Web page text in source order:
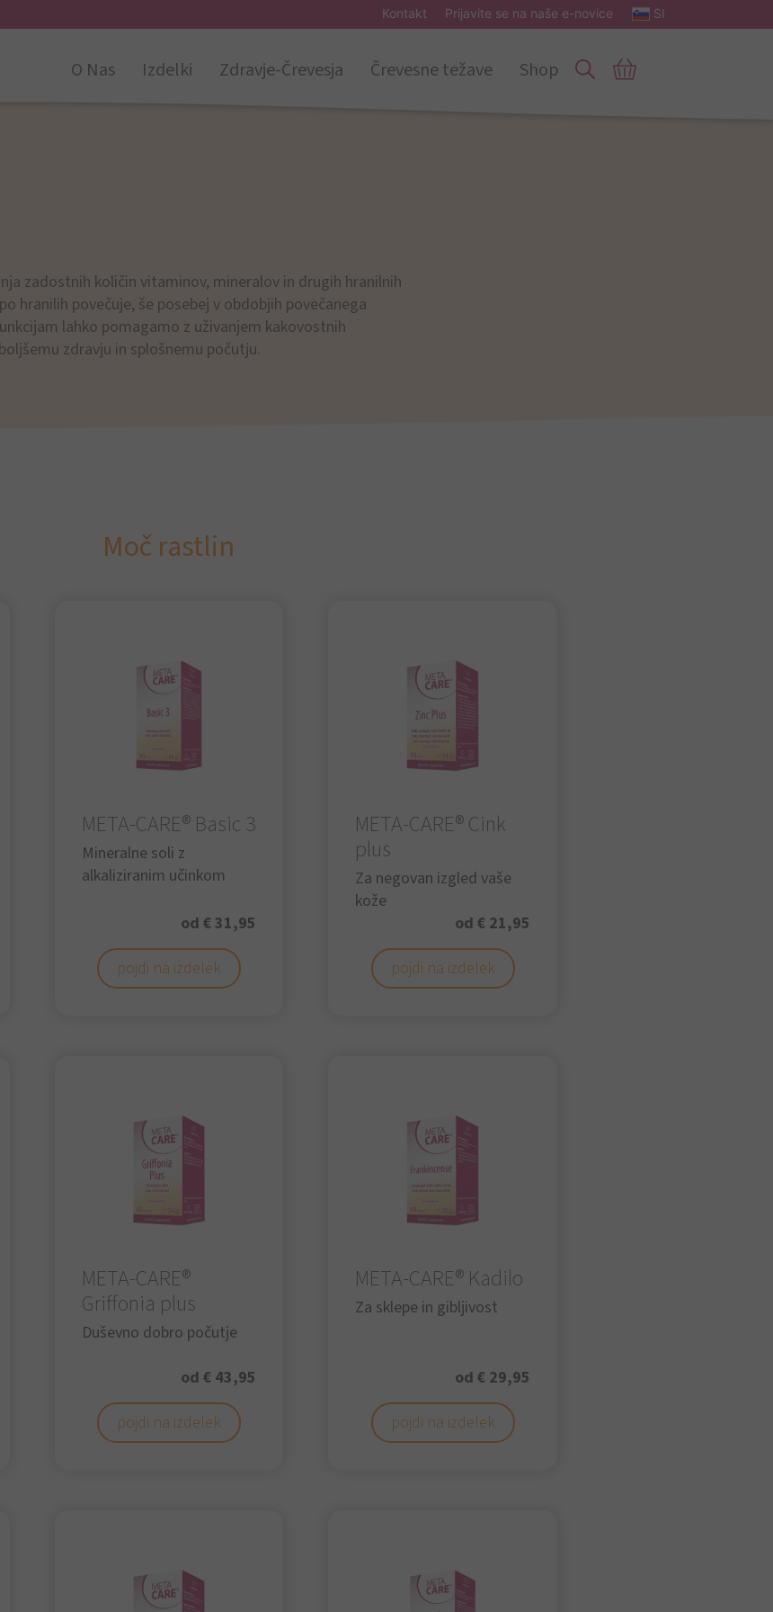
Kontakt Prijavite se na naše e-novice SI
O Nas Izdelki Zdravje-Črevesja Črevesne težave Shop
zadostnih količin vitaminov, mineralov in drugih hranilnih
hranilih povečuje, še posebej v obdobjih povečanega
lahko pomagamo z uživanjem kakovostnih
zdravju in splošnemu počutju.
Moč rastlin
META-CARE® Basic 3
Mineralne soli z
alkaliziranim učinkom
od € 31,95
pojdi na izdelek
META-CARE® Cink
plus
Za negovan izgled vaše
kože
od € 21,95
pojdi na izdelek
META-CARE®
Griffonia plus
Duševno dobro počutje
od € 43,95
pojdi na izdelek
META-CARE® Kadilo
Za sklepe in gibljivost
od € 29,95
pojdi na izdelek